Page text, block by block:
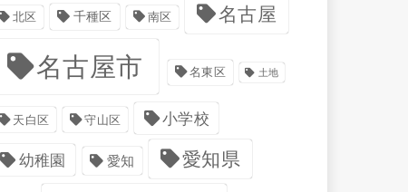
北区 千種区 南区 名古屋
名古屋市 名東区 土地
天白区 守山区 小学校
幼稚園 愛知 愛知県